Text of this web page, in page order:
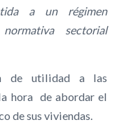
a un régimen
sectorial
de utilidad a las
hora de abordar el
de sus viviendas.